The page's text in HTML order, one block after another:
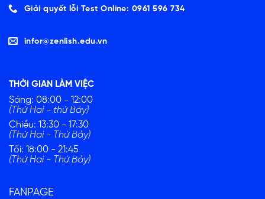
Giải quyết lỗi Test Online: 0961 596 734
infor@zenlish.edu.vn
THỜI GIAN LÀM VIỆC
Sáng: 08:00 - 12:00
(Thứ Hai - thứ Bảy)
Chiều: 13:30 - 17:30
(Thứ Hai - Thứ Bảy)
Tối: 18:00 - 21:45
(Thứ Hai - Thứ Bảy)
FANPAGE